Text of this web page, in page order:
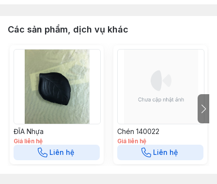
Các sản phẩm, dịch vụ khác
ĐĨA Nhựa
Giá liên hệ
Liên hệ
Chén 140022
Giá liên hệ
Liên hệ